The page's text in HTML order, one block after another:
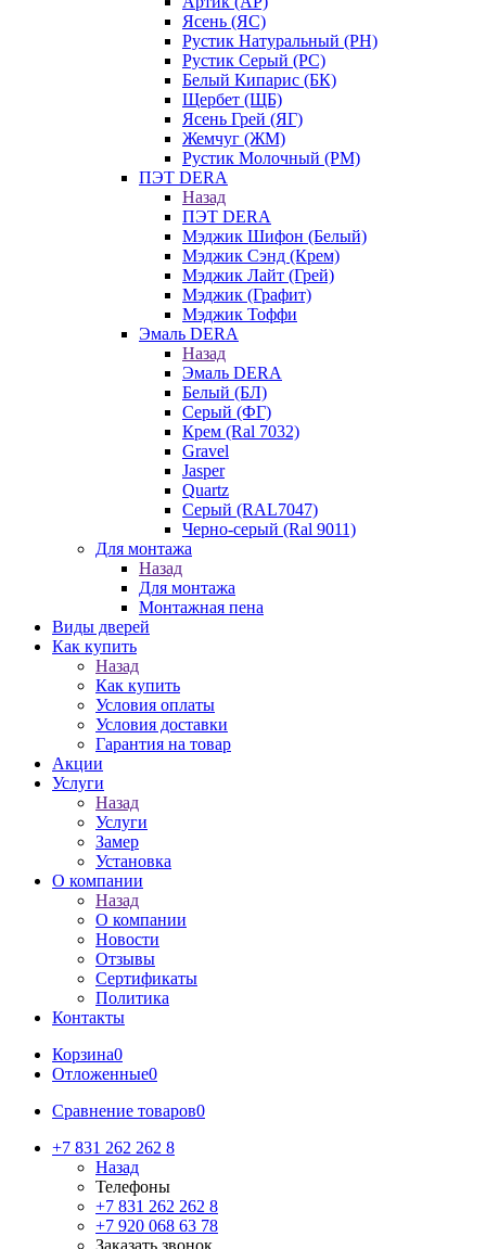
Ясень (ЯС)
Рустик Натуральный (РН)
Рустик Серый (РС)
Белый Кипарис (БК)
Щербет (ЩБ)
Ясень Грей (ЯГ)
Жемчуг (ЖМ)
Рустик Молочный (РМ)
ПЭТ DERA
Назад
ПЭТ DERA
Мэджик Шифон (Белый)
Мэджик Сэнд (Крем)
Мэджик Лайт (Грей)
Мэджик (Графит)
Мэджик Тоффи
Эмаль DERA
Назад
Эмаль DERA
Белый (БЛ)
Серый (ФГ)
Крем (Ral 7032)
Gravel
Jasper
Quartz
Серый (RAL7047)
Черно-серый (Ral 9011)
Для монтажа
Назад
Для монтажа
Монтажная пена
Виды дверей
Как купить
Назад
Как купить
Условия оплаты
Условия доставки
Гарантия на товар
Акции
Услуги
Назад
Услуги
Замер
Установка
О компании
Назад
О компании
Новости
Отзывы
Сертификаты
Политика
Контакты
Корзина0
Отложенные0
Сравнение товаров0
+7 831 262 262 8
Назад
Телефоны
+7 831 262 262 8
+7 920 068 63 78
Заказать звонок